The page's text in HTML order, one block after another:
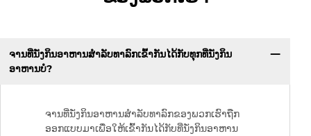
ຈານທີ່ນັ່ງກິນອາຫານສຳລັບທາລົກເຂົ້າກັນໄດ້ກັບທຸກທີ່ນັ່ງກິນ
ອາຫານບໍ?
ຈານທີ່ນັ່ງກິນອາຫານສຳລັບທາລົກຂອງພວກເຮົາຖືກ
ອອກແບບມາເພື່ອໃຫ້ເຂົ້າກັນໄດ້ກັບທີ່ນັ່ງກິນອາຫານ